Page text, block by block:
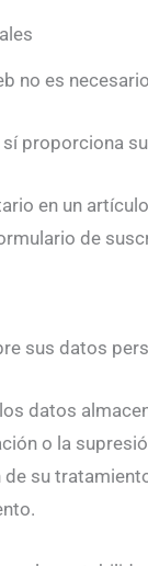
no es
proporciona
en un
de
sus datos
datos
o la
su